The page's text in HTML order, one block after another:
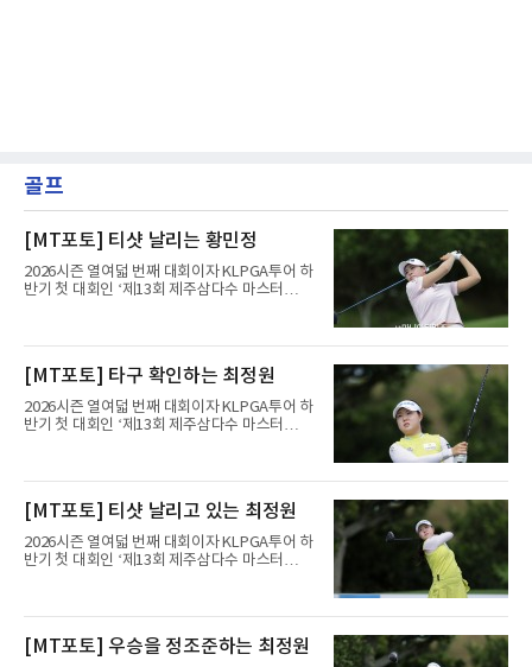
골프
[MT포토] 티샷 날리는 황민정
2026시즌 열여덟 번째 대회이자 KLPGA투어 하
반기 첫 대회인 ‘제13회 제주삼다수 마스터
트(파72/6,767야드)에서 열리고 있다.6일 현재
홀에서 경기하고 있다.
[MT포토] 타구 확인하는 최정원
2026시즌 열여덟 번째 대회이자 KLPGA투어 하
반기 첫 대회인 ‘제13회 제주삼다수 마스터
트(파72/6,767야드)에서 열리고 있다.6일 현재
홀에서 경기하고 있다.
[MT포토] 티샷 날리고 있는 최정원
2026시즌 열여덟 번째 대회이자 KLPGA투어 하
반기 첫 대회인 ‘제13회 제주삼다수 마스터
트(파72/6,767야드)에서 열리고 있다.6일 현재
홀에서 경기하고 있다.
[MT포토] 우승을 정조준하는 최정원